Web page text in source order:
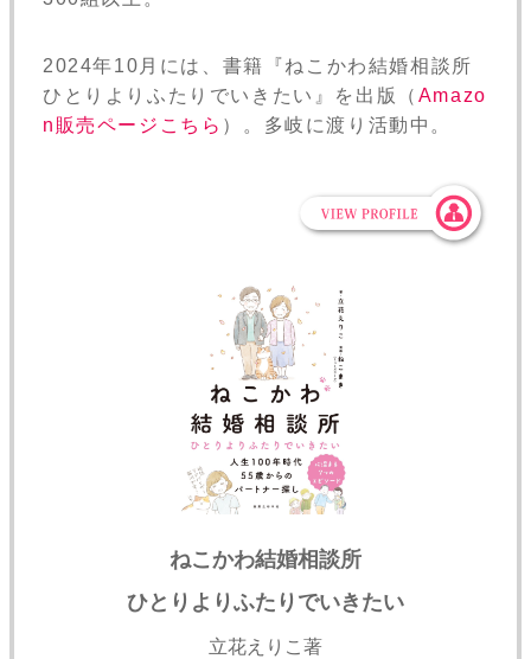
2024年10月には、書籍『ねこかわ結婚相談所
ひとりよりふたりでいきたい』を出版（ Amazo
n販売ページこちら ）。多岐に渡り活動中。
ねこかわ結婚相談所
ひとりよりふたりでいきたい
立花えりこ著